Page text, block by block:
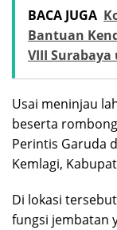
BACA JUGA
Bantuan
VIII
Usai meninjau
beserta
Perintis Garuda
Kemlagi,
Di lokasi
fungsi jembatan